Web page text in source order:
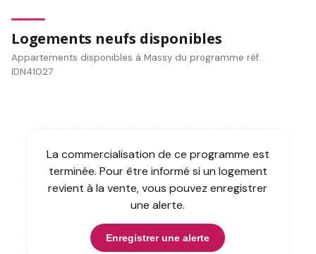
Logements neufs disponibles
Appartements disponibles à Massy du programme réf.
IDN41027
La commercialisation de ce programme est
terminée. Pour être informé si un logement
revient à la vente, vous pouvez enregistrer
une alerte.
Enregistrer une alerte